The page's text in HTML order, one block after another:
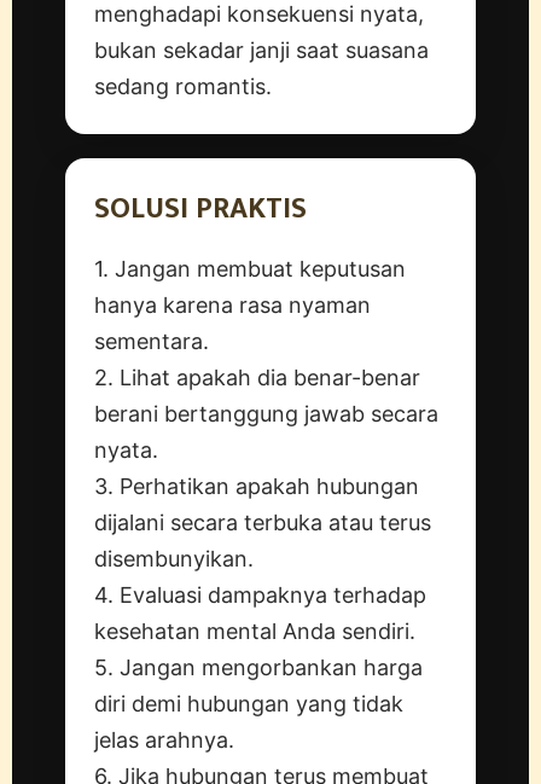
menghadapi konsekuensi nyata,
bukan sekadar janji saat suasana
sedang romantis.
SOLUSI PRAKTIS
1. Jangan membuat keputusan
hanya karena rasa nyaman
sementara.
2. Lihat apakah dia benar-benar
berani bertanggung jawab secara
nyata.
3. Perhatikan apakah hubungan
dijalani secara terbuka atau terus
disembunyikan.
4. Evaluasi dampaknya terhadap
kesehatan mental Anda sendiri.
5. Jangan mengorbankan harga
diri demi hubungan yang tidak
jelas arahnya.
6. Jika hubungan terus membuat